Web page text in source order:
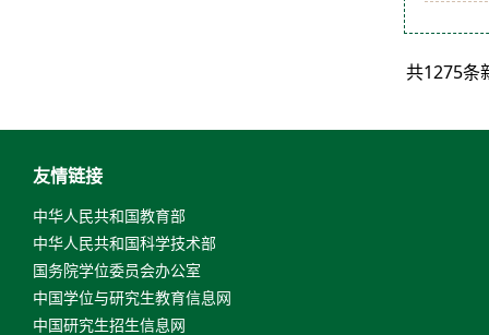
共1275条
友情链接
中华人民共和国教育部
中华人民共和国科学技术部
国务院学位委员会办公室
中国学位与研究生教育信息网
中国研究生招生信息网